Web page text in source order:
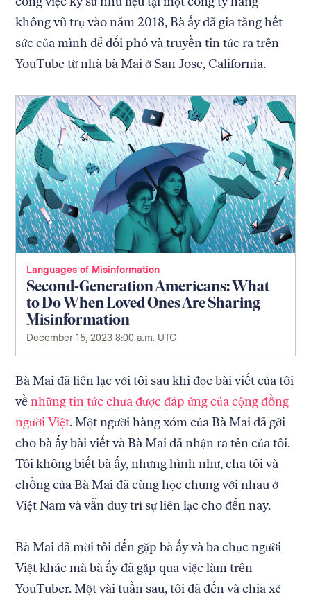
không vũ trụ vào năm 2018, Bà ấy đã gia tăng hết
sức của mình để đối phó và truyền tin tức ra trên
YouTube từ nhà bà Mai ở San Jose, California.
Languages of Misinformation
Second-Generation Americans: What
to Do When Loved Ones Are Sharing
Misinformation
December 15, 2023 8:00 a.m. UTC
Bà Mai đã liên lạc với tôi sau khi đọc bài viết của tôi
vềnhững tin tức chưa được đáp ứng của cộng đồng
người Việt. Một người hàng xóm của Bà Mai đã gởi
cho bà ấy bài viết và Bà Mai đã nhận ra tên của tôi.
Tôi không biết bà ấy, nhưng hình như, cha tôi và
chồng của Bà Mai đã cùng học chung với nhau ở
Việt Nam và vẫn duy trì sự liên lạc cho đến nay.
Bà Mai đã mời tôi đến gặp bà ấy và ba chục người
Việt khác mà bà ấy đã gặp qua việc làm trên
YouTuber. Một vài tuần sau, tôi đã đến và chia xẻ